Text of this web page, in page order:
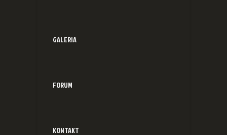
GALERIA
FORUM
KONTAKT